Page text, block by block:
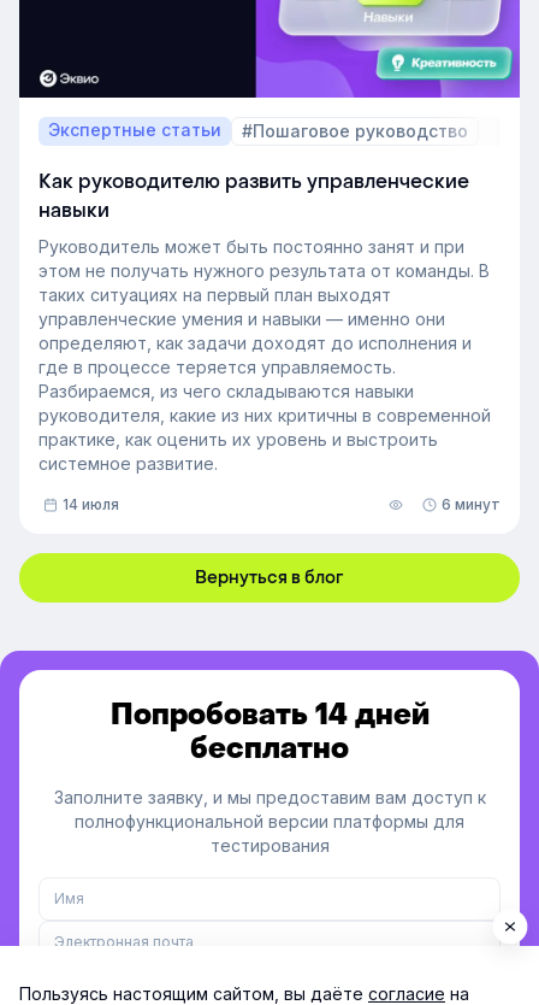
Экспертные статьи #Пошаговое руководство
Как руководителю развить управленческие
навыки
Руководитель может быть постоянно занят и при
этом не получать нужного результата от команды. В
таких ситуациях на первый план выходят
управленческие умения и навыки — именно они
определяют, как задачи доходят до исполнения и
где в процессе теряется управляемость.
Разбираемся, из чего складываются навыки
руководителя, какие из них критичны в современной
практике, как оценить их уровень и выстроить
системное развитие.
14 июля 6 минут
Вернуться в блог
Попробовать 14 дней
бесплатно
Заполните заявку, и мы предоставим вам доступ к
полнофункциональной версии платформы для
тестирования
Пользуясь настоящим сайтом, вы даёте согласие на